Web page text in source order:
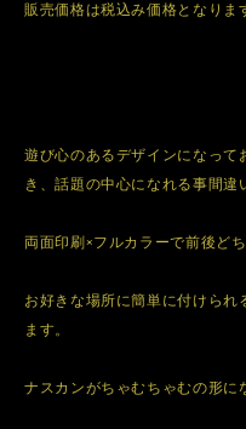
販売価格は税込み価格となりま
遊び心のあるデザインになって
き、話題の中心になれる事間
両面印刷×フルカラーで前後ど
お好きな場所に簡単に付けられ
ます。
ナスカンがちゃむちゃむの形